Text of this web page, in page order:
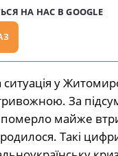
НА НАС В GOOGLE
у
За
померло майже
Такі